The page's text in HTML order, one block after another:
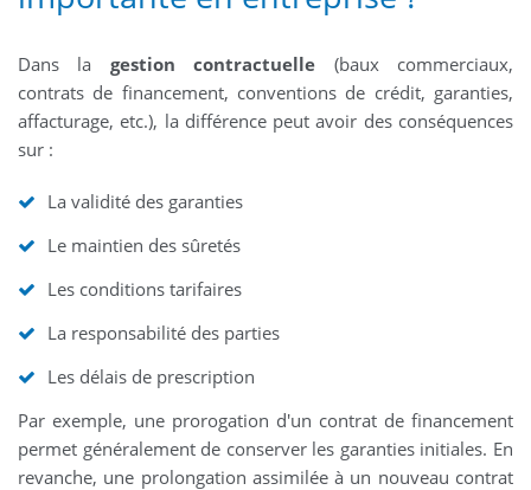
Dans la gestion contractuelle (baux commerciaux,
contrats de financement, conventions de crédit, garanties,
affacturage, etc.), la différence peut avoir des conséquences
sur :
La validité des garanties
Le maintien des sûretés
Les conditions tarifaires
La responsabilité des parties
Les délais de prescription
Par exemple, une prorogation d'un contrat de financement
permet généralement de conserver les garanties initiales. En
revanche, une prolongation assimilée à un nouveau contrat